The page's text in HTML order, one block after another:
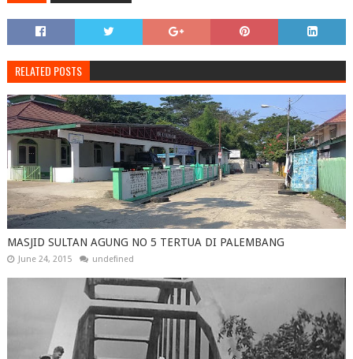
RELATED POSTS
MASJID SULTAN AGUNG NO 5 TERTUA DI PALEMBANG
June 24, 2015 undefined